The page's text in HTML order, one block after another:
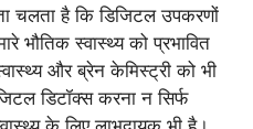
चलता है कि डिजिटल उपकरणों
भौतिक स्वास्थ्य को प्रभावित
और ब्रेन केमिस्ट्री को भी
डिटॉक्स करना न सिर्फ